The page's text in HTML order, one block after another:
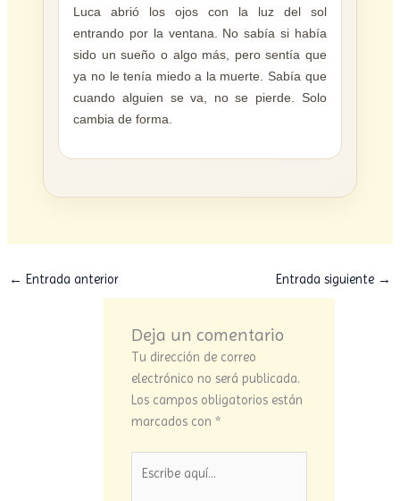
Luca abrió los ojos con la luz del sol
entrando por la ventana. No sabía si había
sido un sueño o algo más, pero sentía que
ya no le tenía miedo a la muerte. Sabía que
cuando alguien se va, no se pierde. Solo
cambia de forma.
← Entrada anterior Entrada siguiente →
Deja un comentario
Tu dirección de correo
electrónico no será publicada.
Los campos obligatorios están
marcados con*